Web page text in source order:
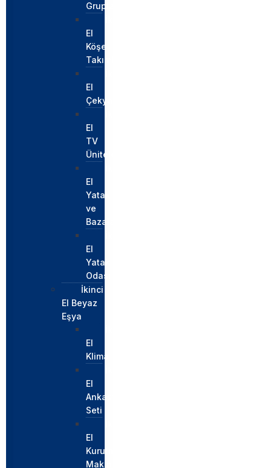
Grupları
El
Köşe
Takımları
El
Çekyatlar
El
TV
Üniteleri
El
Yatak
ve
Bazalar
El
Yatak
Odası
İkinci
El Beyaz
Eşya
El
Klima
El
Ankastre
Seti
El
Kurutma
Makinesi